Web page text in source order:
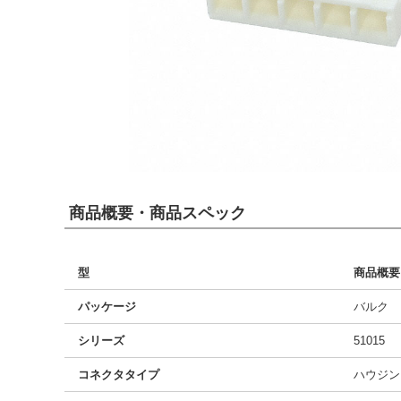
商品概要・商品スペック
型 商品概要
パッケージ バルク
シリーズ 51015
コネクタタイプ ハウジ